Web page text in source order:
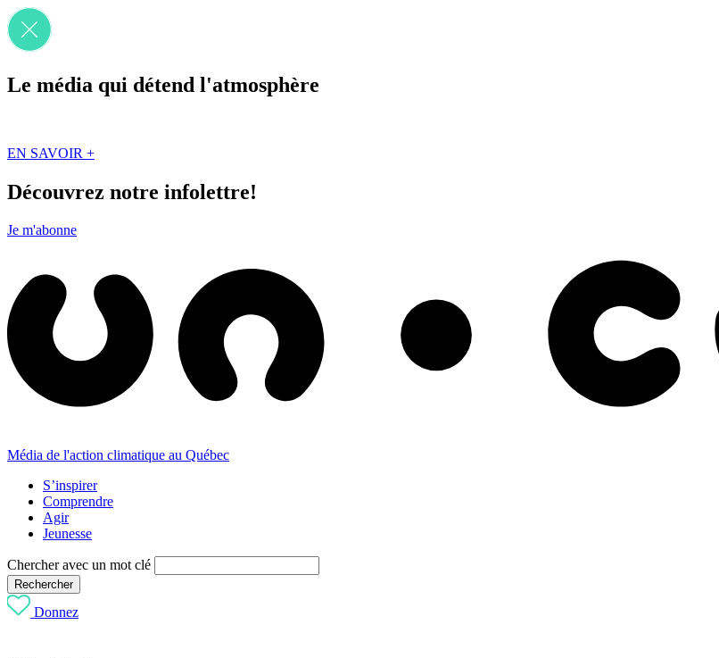
Le média qui détend l'atmosphère
EN SAVOIR +
Découvrez notre infolettre!
Je m'abonne
Média de l'action climatique au Québec
S’inspirer
Comprendre
Agir
Jeunesse
Chercher avec un mot clé
Rechercher
Donnez